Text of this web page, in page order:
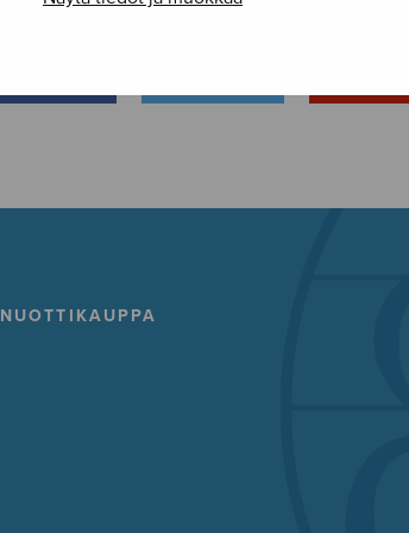
NUOTTIKAUPPA